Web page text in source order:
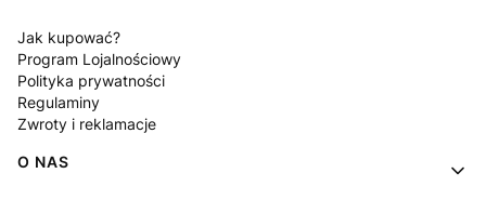
Jak kupować?
Program Lojalnościowy
Polityka prywatności
Regulaminy
Zwroty i reklamacje
O NAS